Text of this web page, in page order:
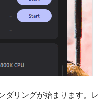
ダリングが始まります。レ